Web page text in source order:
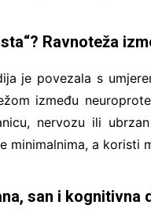
Ravnoteža
je povezala s
između
nervozu ili
minimalnima, a koristi
san i kognitivna